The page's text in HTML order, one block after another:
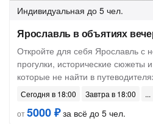
Индивидуальная до 5 чел.
Ярославль в объятиях
Откройте для себя Ярославль с
прогулки, исторические сюжеты
которые не найти в
Сегодня в 18:00
Завтра в 18:00
от5000 ₽за всё до 5 чел.